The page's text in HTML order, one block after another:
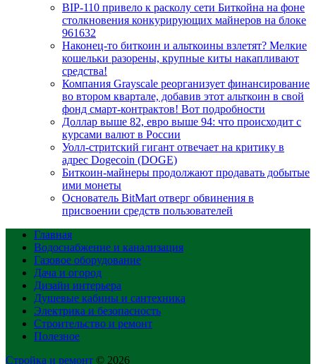
BIP-110 привело к расколу сети Биткойна на фоне
столкновения конкурирующих майнеров на блоке
961632
Наконец-то биткоин и альткоины взлетят? Мелкие
кошельки разорены, крупные киты накапливают
средства!
Компания Grayscale реорганизует финансирование
во втором квартале, добавив этот альткоин в свой
фонд смарт-контрактов! Вот подробности
Доллар выше 82, евро выше 94: что происходит с
курсами валют в России
Уолл-стритский гигант отвечает на критику в
адрес Dogecoin (DOGE)
Биткоин-майнеры продолжают продавать добытые
ими монеты
Основатель BitMart отверг обвинения в
присвоении средств пользователей
Главная
Водоснабжение и канализация
Газовое оборудование
Дача и огород
Дизайн интерьера
Душевые кабины и сантехника
Электрика и безопасность
Строительство и ремонт
Полезное
Стройка и ремонт © 2026